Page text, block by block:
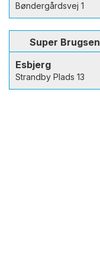
Bøndergårdsvej 1
Super Brugsen
Esbjerg
Strandby Plads 13